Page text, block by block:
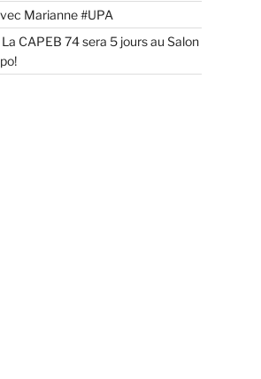
Marianne #UPA
La CAPEB 74 sera 5 jours au Salon